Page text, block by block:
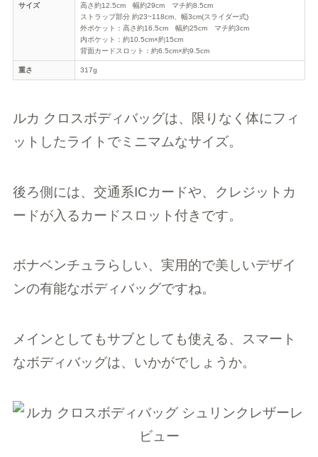
サイズ
高さ約12.5cm 幅約29cm マチ約8.5cm
ストラップ部分 約23~118cm、幅3cm(スライダー式)
外ポケット：高さ約16.5cm 幅約25cm マチ約3cm
内ポケット：約10.5cm×約15cm
背面カードスロット：約6.5cm×約9.5cm
重さ 317g
ルカ クロスボディバッグは、限りなく体にフィ
ットしたライトでミニマムなサイズ。
後ろ側には、交通系ICカードや、クレジットカ
ードが入るカードスロット付きです。
ボナベンチュラらしい、実用的で美しいデザイ
ンの有能なボディバッグですね。
メインとしてもサブとしても使える、スマート
なボディバッグは、いかがでしょうか。